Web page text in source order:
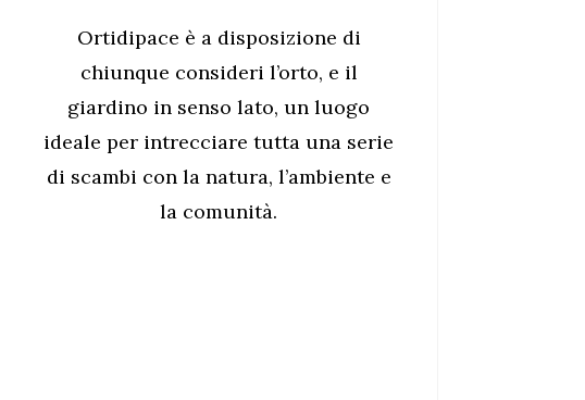
Ortidipace è a disposizione di
chiunque consideri l’orto, e il
giardino in senso lato, un luogo
ideale per intrecciare tutta una serie
di scambi con la natura, l’ambiente e
la comunità.